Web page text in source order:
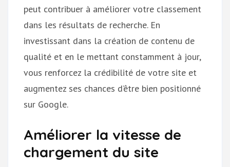
peut contribuer à améliorer votre classement
dans les résultats de recherche. En
investissant dans la création de contenu de
qualité et en le mettant constamment à jour,
vous renforcez la crédibilité de votre site et
augmentez ses chances d’être bien positionné
sur Google.
Améliorer la vitesse de
chargement du site